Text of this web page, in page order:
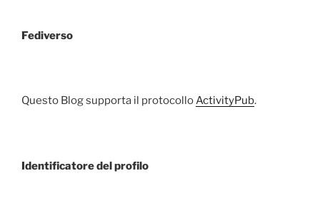
Fediverso
Questo Blog supporta il protocolloActivityPub.
Identificatore del profilo